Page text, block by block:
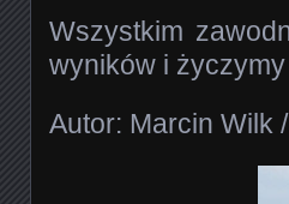
Wszystkim
wyników i
Autor: Marcin Wilk